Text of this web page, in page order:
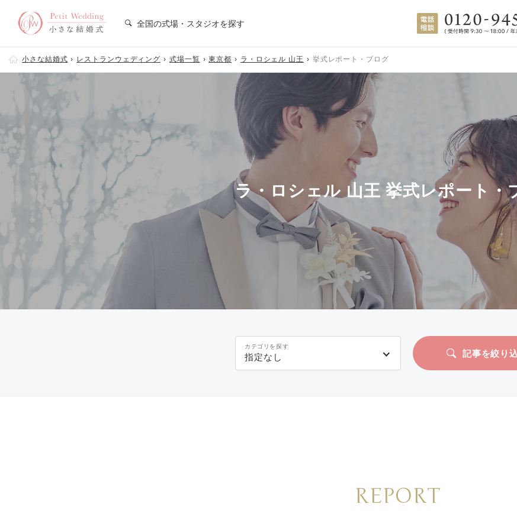
全国の式場・スタジオを探す
小さな結婚式 レストランウェディング 式場一覧 東京都 ラ・ロシェル 山王 挙式レポート・ブログ
ラ・ロシェル 山王 挙式レポート・
カテゴリを探す
指定なし 記事を絞り
REPORT